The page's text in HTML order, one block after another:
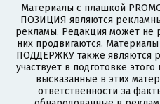
Материалы с плашкой
ПОЗИЦИЯ являются
рекламы. Редакция может не
них продвигаются.
ПОДДЕРЖКУ также являются
участвует в подготовке
высказанные в этих
ответственности за